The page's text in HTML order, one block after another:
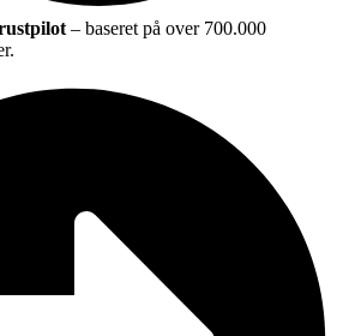
– baseret på over 700.000